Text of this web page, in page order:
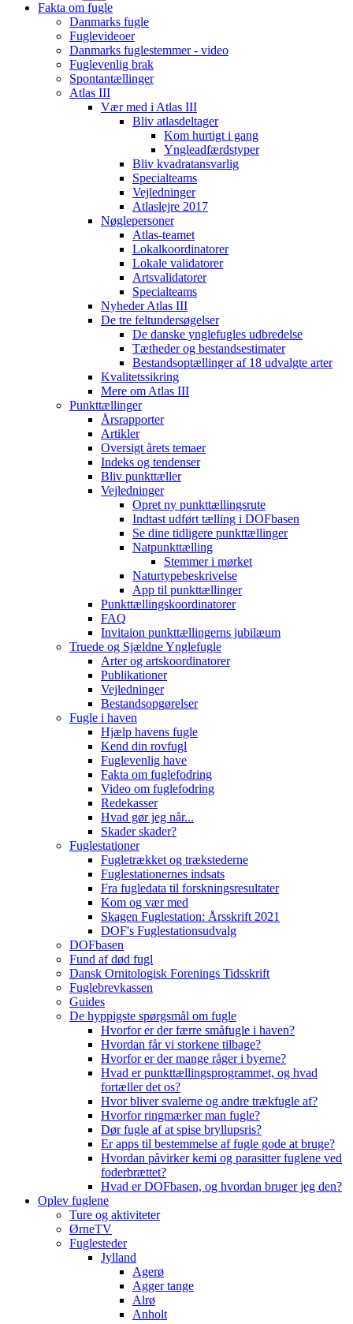
Fakta om fugle
Danmarks fugle
Fuglevideoer
Danmarks fuglestemmer - video
Fuglevenlig brak
Spontantællinger
Atlas III
Vær med i Atlas III
Bliv atlasdeltager
Kom hurtigt i gang
Yngleadfærdstyper
Bliv kvadratansvarlig
Specialteams
Vejledninger
Atlaslejre 2017
Nøglepersoner
Atlas-teamet
Lokalkoordinatorer
Lokale validatorer
Artsvalidatorer
Specialteams
Nyheder Atlas III
De tre feltundersøgelser
De danske ynglefugles udbredelse
Tætheder og bestandsestimater
Bestandsoptællinger af 18 udvalgte arter
Kvalitetssikring
Mere om Atlas III
Punkttællinger
Årsrapporter
Artikler
Oversigt årets temaer
Indeks og tendenser
Bliv punkttæller
Vejledninger
Opret ny punkttællingsrute
Indtast udført tælling i DOFbasen
Se dine tidligere punkttællinger
Natpunkttælling
Stemmer i mørket
Naturtypebeskrivelse
App til punkttællinger
Punkttællingskoordinatorer
FAQ
Invitaion punkttællingerns jubilæum
Truede og Sjældne Ynglefugle
Arter og artskoordinatorer
Publikationer
Vejledninger
Bestandsopgørelser
Fugle i haven
Hjælp havens fugle
Kend din rovfugl
Fuglevenlig have
Fakta om fuglefodring
Video om fuglefodring
Redekasser
Hvad gør jeg når...
Skader skader?
Fuglestationer
Fugletrækket og trækstederne
Fuglestationernes indsats
Fra fugledata til forskningsresultater
Kom og vær med
Skagen Fuglestation: Årsskrift 2021
DOF's Fuglestationsudvalg
DOFbasen
Fund af død fugl
Dansk Ornitologisk Forenings Tidsskrift
Fuglebrevkassen
Guides
De hyppigste spørgsmål om fugle
Hvorfor er der færre småfugle i haven?
Hvordan får vi storkene tilbage?
Hvorfor er der mange råger i byerne?
Hvad er punkttællingsprogrammet, og hvad
fortæller det os?
Hvor bliver svalerne og andre trækfugle af?
Hvorfor ringmærker man fugle?
Dør fugle af at spise bryllupsris?
Er apps til bestemmelse af fugle gode at bruge?
Hvordan påvirker kemi og parasitter fuglene ved
foderbrættet?
Hvad er DOFbasen, og hvordan bruger jeg den?
Oplev fuglene
Ture og aktiviteter
ØrneTV
Fuglesteder
Jylland
Agerø
Agger tange
Alrø
Anholt